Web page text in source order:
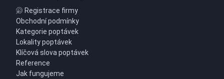
Registrace firmy
Obchodní podmínky
Kategorie poptávek
Lokality poptávek
Klíčová slova poptávek
Reference
Jak fungujeme